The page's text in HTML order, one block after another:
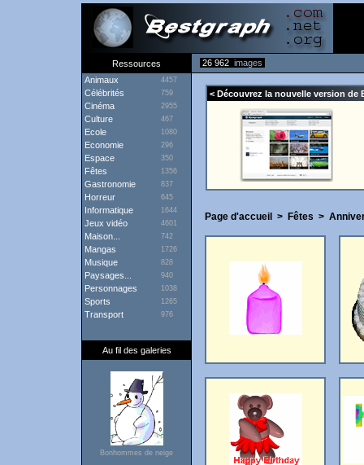
Ressources 26 962 images
Animaux
4457
Célébrités 759
Cinéma 2955
Culture 467
Ecole 1080
Economie 296
Espace 350
Fêtes 1356
Gastronomie 837
Horreur 645
Informatique 1644
Jeux vidéo 4601
Maison... 742
Mangas 1726
Musique 828
Paysages... 940
Personnages 1038
Sports 1265
Transport 976
Au fil des galeries
Bonhommes de neige
< Découvrez la nouvelle version de
Page d'accueil > Fêtes >